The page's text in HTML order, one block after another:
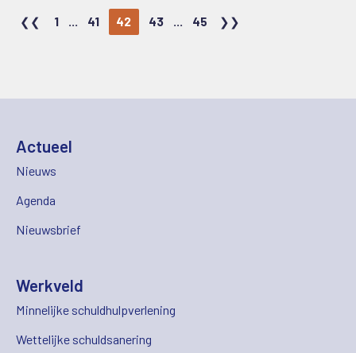
1 ... 41 42 43 ... 45
Actueel
Nieuws
Agenda
Nieuwsbrief
Werkveld
Minnelijke schuldhulpverlening
Wettelijke schuldsanering